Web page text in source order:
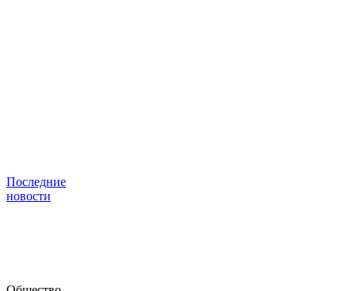
Последние
новости